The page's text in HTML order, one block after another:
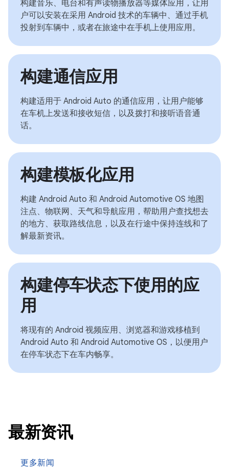
构建音乐、电台和有声读物播放器等媒体应用，让用
户可以安装在采用 Android 技术的车辆中、通过手机
投射到车辆中，或者在旅途中在手机上使用应用。
构建通信应用
构建适用于 Android Auto 的通信应用，让用户能够
在车机上发送和接收短信，以及拨打和接听语音通
话。
构建模板化应用
构建 Android Auto 和 Android Automotive OS 地图
注点、物联网、天气和导航应用，帮助用户查找想去
的地方、获取路线信息，以及在行途中保持连线和了
解最新资讯。
构建停车状态下使用的应
用
将现有的 Android 视频应用、浏览器和游戏移植到
Android Auto 和 Android Automotive OS，以便用户
在停车状态下在车内畅享。
最新资讯
更多新闻